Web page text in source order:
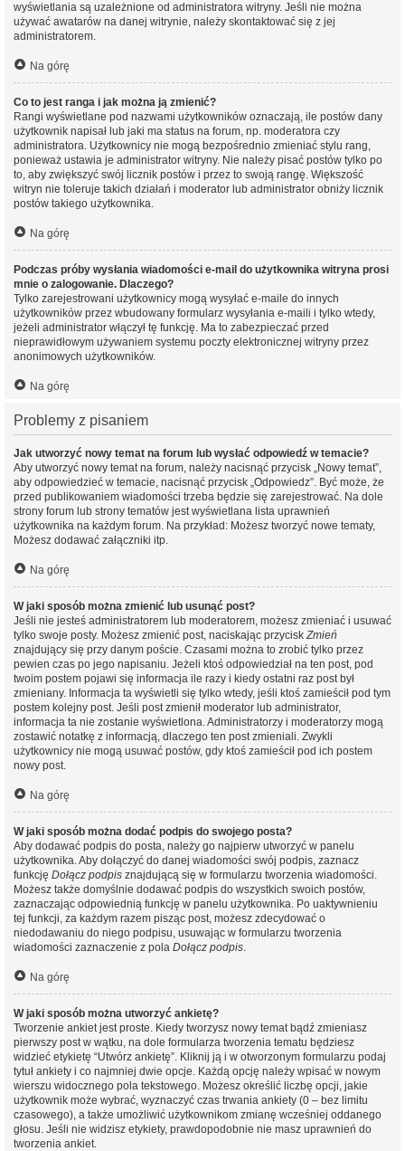
wyświetlania są uzależnione od administratora witryny. Jeśli nie można
używać awatarów na danej witrynie, należy skontaktować się z jej
administratorem.
Na górę
Co to jest ranga i jak można ją zmienić?
Rangi wyświetlane pod nazwami użytkowników oznaczają, ile postów dany
użytkownik napisał lub jaki ma status na forum, np. moderatora czy
administratora. Użytkownicy nie mogą bezpośrednio zmieniać stylu rang,
ponieważ ustawia je administrator witryny. Nie należy pisać postów tylko po
to, aby zwiększyć swój licznik postów i przez to swoją rangę. Większość
witryn nie toleruje takich działań i moderator lub administrator obniży licznik
postów takiego użytkownika.
Na górę
Podczas próby wysłania wiadomości e-mail do użytkownika witryna prosi
mnie o zalogowanie. Dlaczego?
Tylko zarejestrowani użytkownicy mogą wysyłać e-maile do innych
użytkowników przez wbudowany formularz wysyłania e-maili i tylko wtedy,
jeżeli administrator włączył tę funkcję. Ma to zabezpieczać przed
nieprawidłowym używaniem systemu poczty elektronicznej witryny przez
anonimowych użytkowników.
Na górę
Problemy z pisaniem
Jak utworzyć nowy temat na forum lub wysłać odpowiedź w temacie?
Aby utworzyć nowy temat na forum, należy nacisnąć przycisk „Nowy temat”,
aby odpowiedzieć w temacie, nacisnąć przycisk „Odpowiedz”. Być może, że
przed publikowaniem wiadomości trzeba będzie się zarejestrować. Na dole
strony forum lub strony tematów jest wyświetlana lista uprawnień
użytkownika na każdym forum. Na przykład: Możesz tworzyć nowe tematy,
Możesz dodawać załączniki itp.
Na górę
W jaki sposób można zmienić lub usunąć post?
Jeśli nie jesteś administratorem lub moderatorem, możesz zmieniać i usuwać
tylko swoje posty. Możesz zmienić post, naciskając przyciskZmień
znajdujący się przy danym poście. Czasami można to zrobić tylko przez
pewien czas po jego napisaniu. Jeżeli ktoś odpowiedział na ten post, pod
twoim postem pojawi się informacja ile razy i kiedy ostatni raz post był
zmieniany. Informacja ta wyświetli się tylko wtedy, jeśli ktoś zamieścił pod tym
postem kolejny post. Jeśli post zmienił moderator lub administrator,
informacja ta nie zostanie wyświetlona. Administratorzy i moderatorzy mogą
zostawić notatkę z informacją, dlaczego ten post zmieniali. Zwykli
użytkownicy nie mogą usuwać postów, gdy ktoś zamieścił pod ich postem
nowy post.
Na górę
W jaki sposób można dodać podpis do swojego posta?
Aby dodawać podpis do posta, należy go najpierw utworzyć w panelu
użytkownika. Aby dołączyć do danej wiadomości swój podpis, zaznacz
funkcję Dołącz podpis znajdującą się w formularzu tworzenia wiadomości.
Możesz także domyślnie dodawać podpis do wszystkich swoich postów,
zaznaczając odpowiednią funkcję w panelu użytkownika. Po uaktywnieniu
tej funkcji, za każdym razem pisząc post, możesz zdecydować o
niedodawaniu do niego podpisu, usuwając w formularzu tworzenia
wiadomości zaznaczenie z pola Dołącz podpis.
Na górę
W jaki sposób można utworzyć ankietę?
Tworzenie ankiet jest proste. Kiedy tworzysz nowy temat bądź zmieniasz
pierwszy post w wątku, na dole formularza tworzenia tematu będziesz
widzieć etykietę “Utwórz ankietę”. Kliknij ją i w otworzonym formularzu podaj
tytuł ankiety i co najmniej dwie opcje. Każdą opcję należy wpisać w nowym
wierszu widocznego pola tekstowego. Możesz określić liczbę opcji, jakie
użytkownik może wybrać, wyznaczyć czas trwania ankiety (0 – bez limitu
czasowego), a także umożliwić użytkownikom zmianę wcześniej oddanego
głosu. Jeśli nie widzisz etykiety, prawdopodobnie nie masz uprawnień do
tworzenia ankiet.